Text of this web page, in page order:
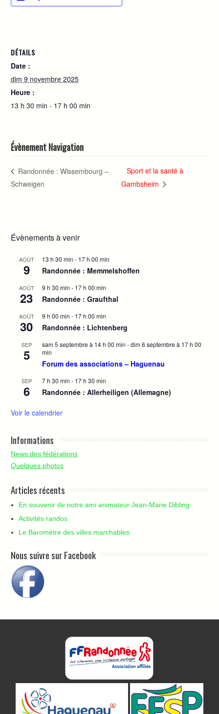
DÉTAILS
Date :
dim 9 novembre 2025
Heure :
13 h 30 min - 17 h 00 min
Évènement Navigation
Randonnée : Wissembourg –
Schweigen
Sport et la santé à
Gambsheim
Évènements à venir
AOÛT
9
13 h 30 min - 17 h 00 min
Randonnée : Memmelshoffen
AOÛT
23
9 h 30 min - 17 h 00 min
Randonnée : Graufthal
AOÛT
30
9 h 00 min - 17 h 00 min
Randonnée : Lichtenberg
SEP
5
sam 5 septembre à 14 h 00 min -dim 6 septembre à 17 h 00
min
Forum des associations – Haguenau
SEP
6
7 h 30 min - 17 h 30 min
Randonnée : Allerheiligen (Allemagne)
Voir le calendrier
Informations
News des fédérations
Quelques photos
Articles récents
En souvenir de notre ami animateur Jean-Marie Dibling
Activités randos
Le Baromètre des villes marchables
Nous suivre sur Facebook